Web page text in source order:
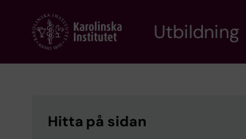
content
Utbildning
Hitta på sidan